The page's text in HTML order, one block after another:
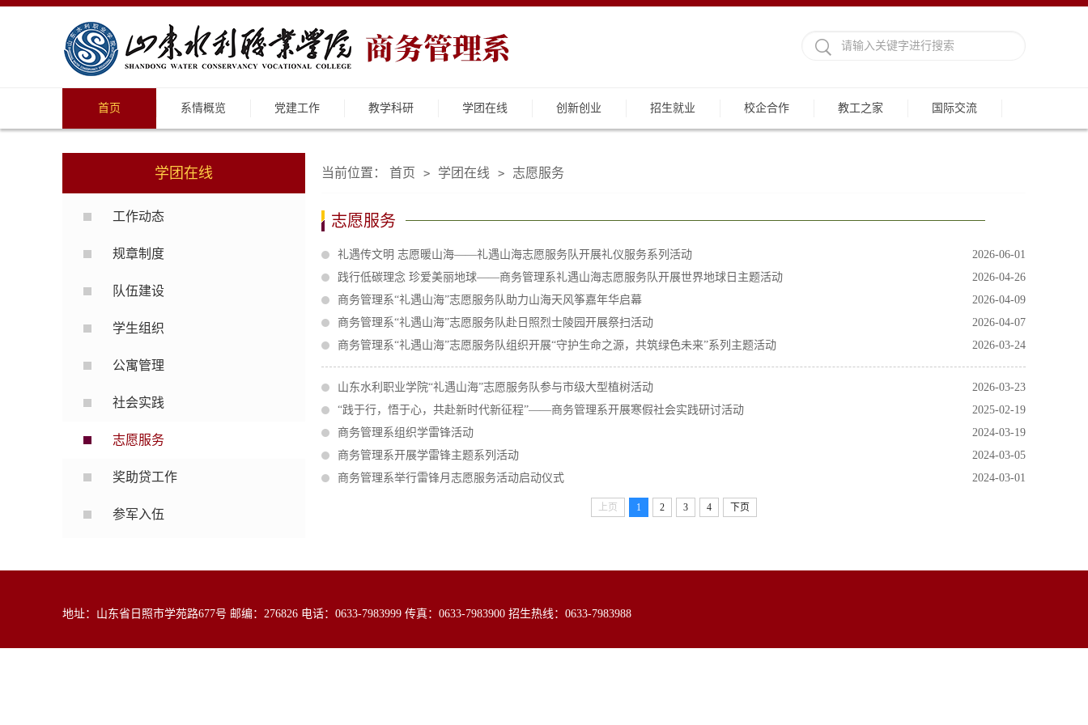
首页 系情概览 党建工作 教学科研 学团在线 创新创业 招生就业 校企合作 教工之家 国际交流
学团在线
工作动态
规章制度
队伍建设
学生组织
公寓管理
社会实践
志愿服务
奖助贷工作
参军入伍
当前位置： 首页 > 学团在线 > 志愿服务
志愿服务
2026-06-01
礼遇传文明 志愿暖山海——礼遇山海志愿服务队开展礼仪服务系列活动
2026-04-26
践行低碳理念 珍爱美丽地球——商务管理系礼遇山海志愿服务队开展世界地球日主题活动
2026-04-09
商务管理系“礼遇山海”志愿服务队助力山海天风筝嘉年华启幕
2026-04-07
商务管理系“礼遇山海”志愿服务队赴日照烈士陵园开展祭扫活动
2026-03-24
商务管理系“礼遇山海”志愿服务队组织开展“守护生命之源，共筑绿色未来”系列主题活动
2026-03-23
山东水利职业学院“礼遇山海”志愿服务队参与市级大型植树活动
2025-02-19
“践于行，悟于心，共赴新时代新征程”——商务管理系开展寒假社会实践研讨活动
2024-03-19
商务管理系组织学雷锋活动
2024-03-05
商务管理系开展学雷锋主题系列活动
2024-03-01
商务管理系举行雷锋月志愿服务活动启动仪式
上页 1 2 3 4 下页
地址：山东省日照市学苑路677号 邮编：276826 电话：0633-7983999 传真：0633-7983900 招生热线：0633-7983988